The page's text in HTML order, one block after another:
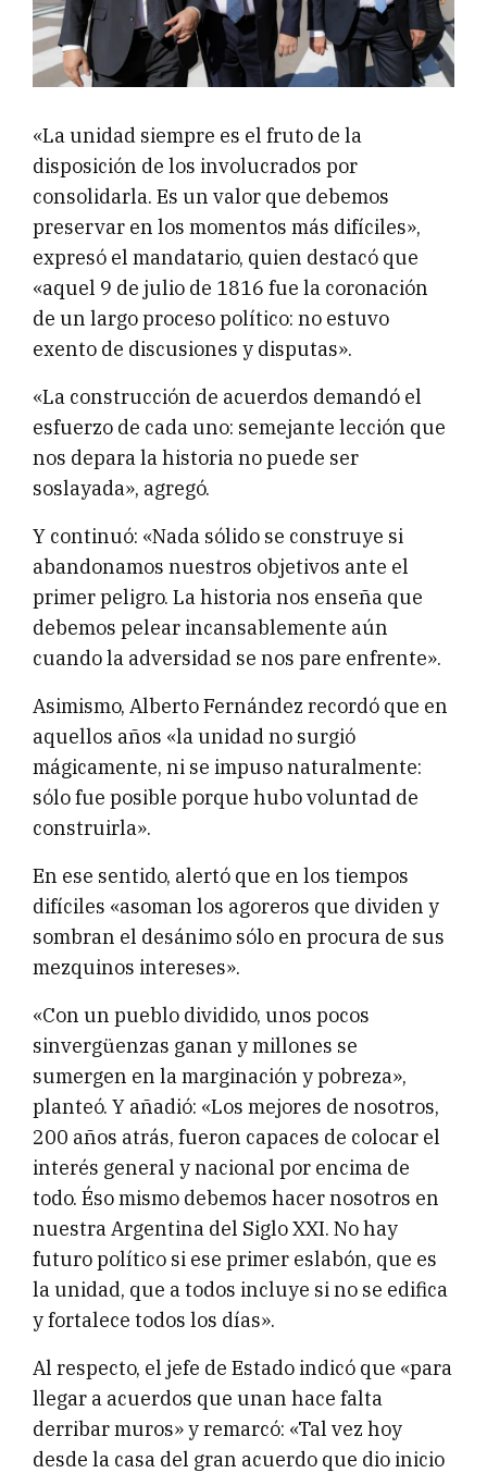
«La unidad siempre es el fruto de la
disposición de los involucrados por
consolidarla. Es un valor que debemos
preservar en los momentos más difíciles»,
expresó el mandatario, quien destacó que
«aquel 9 de julio de 1816 fue la coronación
de un largo proceso político: no estuvo
exento de discusiones y disputas».
«La construcción de acuerdos demandó el
esfuerzo de cada uno: semejante lección que
nos depara la historia no puede ser
soslayada», agregó.
Y continuó: «Nada sólido se construye si
abandonamos nuestros objetivos ante el
primer peligro. La historia nos enseña que
debemos pelear incansablemente aún
cuando la adversidad se nos pare enfrente».
Asimismo, Alberto Fernández recordó que en
aquellos años «la unidad no surgió
mágicamente, ni se impuso naturalmente:
sólo fue posible porque hubo voluntad de
construirla».
En ese sentido, alertó que en los tiempos
difíciles «asoman los agoreros que dividen y
sombran el desánimo sólo en procura de sus
mezquinos intereses».
«Con un pueblo dividido, unos pocos
sinvergüenzas ganan y millones se
sumergen en la marginación y pobreza»,
planteó. Y añadió: «Los mejores de nosotros,
200 años atrás, fueron capaces de colocar el
interés general y nacional por encima de
todo. Éso mismo debemos hacer nosotros en
nuestra Argentina del Siglo XXI. No hay
futuro político si ese primer eslabón, que es
la unidad, que a todos incluye si no se edifica
y fortalece todos los días».
Al respecto, el jefe de Estado indicó que «para
llegar a acuerdos que unan hace falta
derribar muros» y remarcó: «Tal vez hoy
desde la casa del gran acuerdo que dio inicio